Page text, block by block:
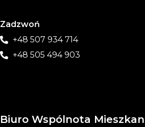
Zadzwoń
+48 507 934 714
+48 505 494 903
Biuro Wspólnota